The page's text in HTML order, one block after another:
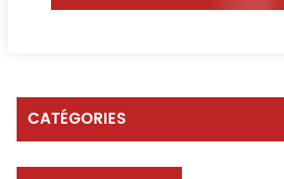
CATÉGORIES